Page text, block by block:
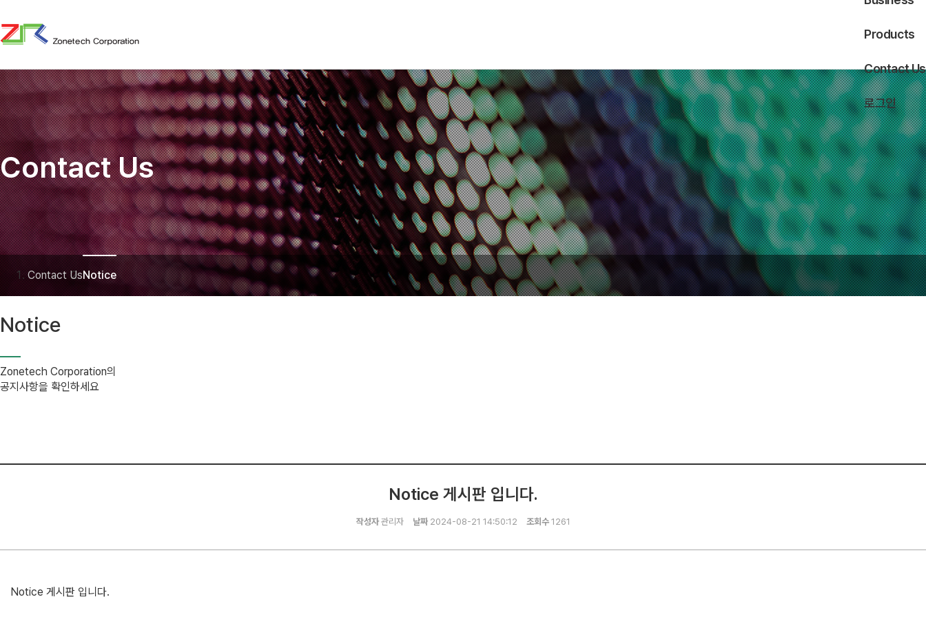
Products
Contact Us
로그인
Contact Us
Contact UsNotice
Notice
Zonetech Corporation의
공지사항을 확인하세요
Notice 게시판 입니다.
작성자관리자 날짜2024-08-21 14:50:12 조회수1261
Notice 게시판 입니다.